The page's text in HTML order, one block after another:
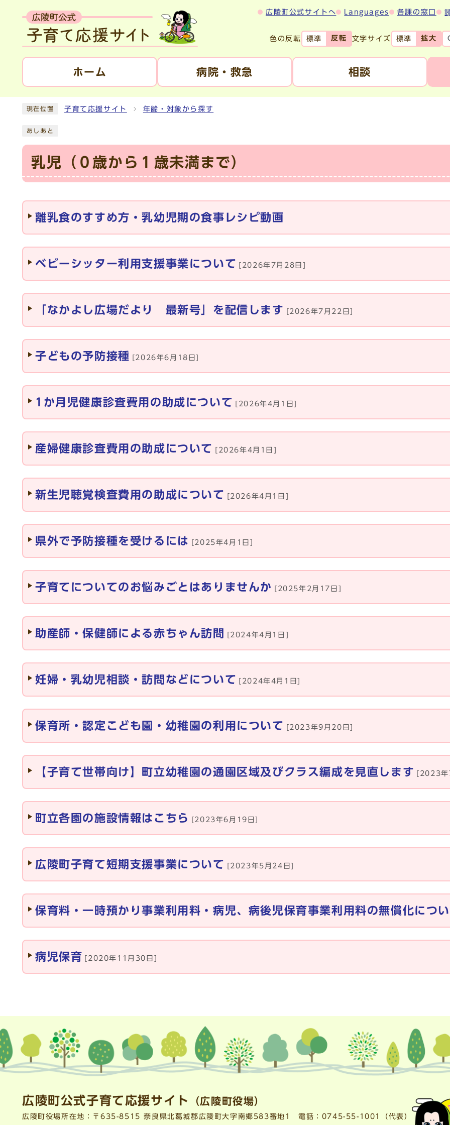
広陵町公式サイトへ Languages 各課の窓口
色の反転 標準 反転 文字サイズ 標準 拡大
ホーム 病院・救急 相談
現在位置 子育て応援サイト 年齢・対象から探す
あしあと
乳児（０歳から１歳未満まで）
メインメニュー
離乳食のすすめ方・乳幼児期の食事レシピ動画
ベビーシッター利用支援事業について [2026年7月28日]
「なかよし広場だより 最新号」を配信します [2026年7月22日]
子どもの予防接種 [2026年6月18日]
1か月児健康診査費用の助成について [2026年4月1日]
産婦健康診査費用の助成について [2026年4月1日]
新生児聴覚検査費用の助成について [2026年4月1日]
県外で予防接種を受けるには [2025年4月1日]
子育てについてのお悩みごとはありませんか [2025年2月17日]
助産師・保健師による赤ちゃん訪問 [2024年4月1日]
妊婦・乳幼児相談・訪問などについて [2024年4月1日]
保育所・認定こども園・幼稚園の利用について [2023年9月20日]
【子育て世帯向け】町立幼稚園の通園区域及びクラス編成を見直します [2023年
町立各園の施設情報はこちら [2023年6月19日]
広陵町子育て短期支援事業について [2023年5月24日]
保育料・一時預かり事業利用料・病児、病後児保育事業利用料の無償化につ
病児保育 [2020年11月30日]
広陵町公式子育て応援サイト （広陵町役場）
広陵町役場所在地：〒635-8515 奈良県北葛城郡広陵町大字南郷583番地1 電話： 0745-55-1001 （代表）